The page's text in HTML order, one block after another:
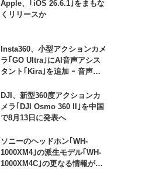
Apple、｢iOS 26.6.1｣をまもな
くリリースか
Insta360、小型アクションカメ
ラ｢GO Ultra｣にAI音声アシス
タント｢Kira｣を追加 ｰ 音声で
などが利用可能に
DJI、新型360度アクションカ
メラ｢DJI Osmo 360 II｣を中国
で8月13日に発表へ
ソニーのヘッドホン｢WH-
1000XM4｣の派生モデル｢WH-
1000XM4C｣の更なる情報が明